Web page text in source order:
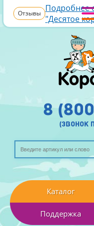
Отзывы Подробнее
"Десятое
8
(звонок
Каталог
Поддержка